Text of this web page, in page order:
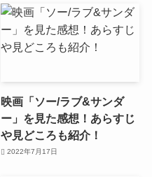
映画「ソー/ラブ&サンダ
ー」を見た感想！あらすじ
や見どころも紹介！
2022年7月17日